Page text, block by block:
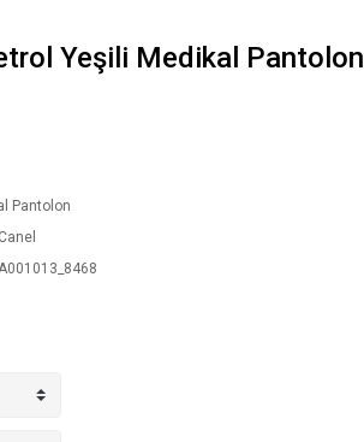
Yeşili Medikal Pantolon
Pantolon